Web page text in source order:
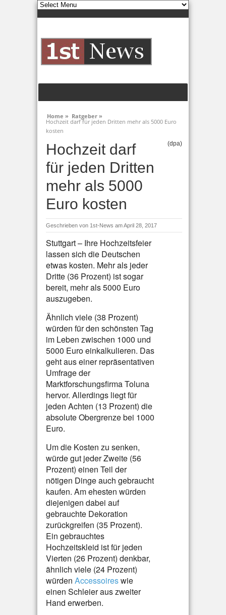
Home » Ratgeber »
Hochzeit darf für jeden Dritten mehr als 5000 Euro
kosten
Hochzeit darf
für jeden Dritten
mehr als 5000
Euro kosten
(dpa)
Geschrieben von 1st-News am April 28, 2017
Stuttgart – Ihre Hochzeitsfeier
lassen sich die Deutschen
etwas kosten. Mehr als jeder
Dritte (36 Prozent) ist sogar
bereit, mehr als 5000 Euro
auszugeben.
Ähnlich viele (38 Prozent)
würden für den schönsten Tag
im Leben zwischen 1000 und
5000 Euro einkalkulieren. Das
geht aus einer repräsentativen
Umfrage der
Marktforschungsfirma Toluna
hervor. Allerdings liegt für
jeden Achten (13 Prozent) die
absolute Obergrenze bei 1000
Euro.
Um die Kosten zu senken,
würde gut jeder Zweite (56
Prozent) einen Teil der
nötigen Dinge auch gebraucht
kaufen. Am ehesten würden
diejenigen dabei auf
gebrauchte Dekoration
zurückgreifen (35 Prozent).
Ein gebrauchtes
Hochzeitskleid ist für jeden
Vierten (26 Prozent) denkbar,
ähnlich viele (24 Prozent)
würden Accessoireswie
einen Schleier aus zweiter
Hand erwerben.